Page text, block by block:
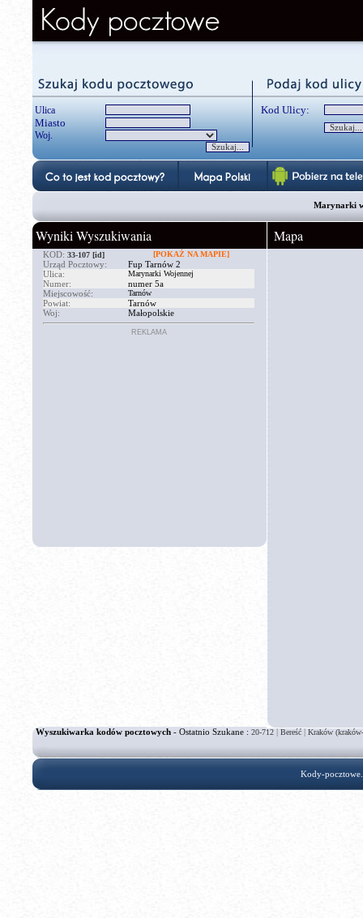
Ulica
Miasto
Woj.
Kod Ulicy:
Marynarki
Wyniki Wyszukiwania
KOD: 33-107 [id] [POKAŻ NA MAPIE]
Urząd Pocztowy:
Fup Tarnów 2
Ulica:
Marynarki Wojennej
Numer:
numer 5a
Miejscowość:
Tarnów
Powiat:
Tarnów
Woj:
Małopolskie
REKLAMA
Mapa
Wyszukiwarka kodów pocztowych - Ostatnio Szukane : 20-712|Bereść|Kraków
Kody-